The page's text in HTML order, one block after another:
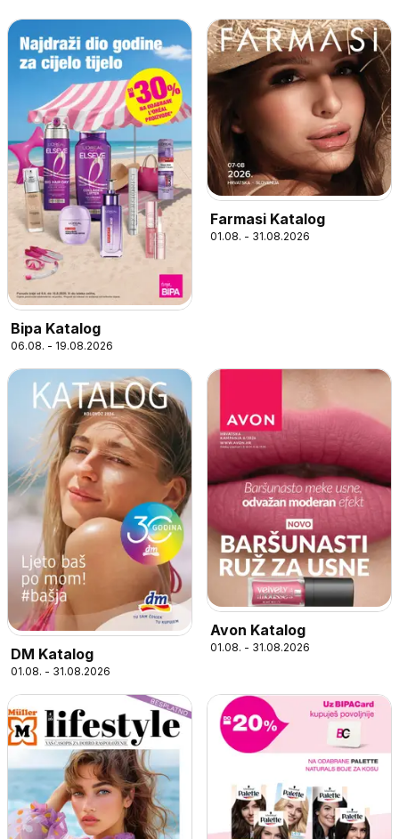
Bipa Katalog
06.08. - 19.08.2026
Farmasi Katalog
01.08. - 31.08.2026
DM Katalog
01.08. - 31.08.2026
Avon Katalog
01.08. - 31.08.2026